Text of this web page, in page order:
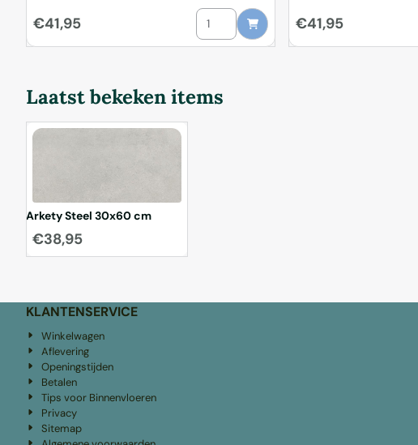
Prijs: 41,95
€41,95 Aantal kiezen voor Diamond Gold 30x60
Prijs: 41,95
€41,95
Laatst bekeken items
Arkety Steel 30x60 cm
€38,95
KLANTENSERVICE
Winkelwagen
Aflevering
Openingstijden
Betalen
Tips voor Binnenvloeren
Privacy
Sitemap